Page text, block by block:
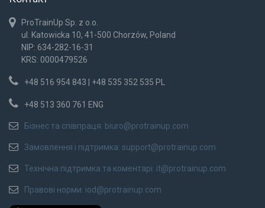
ProTrainUp Sp. z o.o.
ul. Katowicka 10, 41-500 Chorzów, Poland
NIP: 634-282-16-31
KRS: 0000479526
+48 516 954 843 | +48 535 352 535 PL
+48 513 360 761 ENG
Бізнес та співпраця: biuro@protrainup.com
Замовлення і підтримка: support@protrainup.com
Технічна підтримка та коментарі: it@protrainup.com
Правові норми: iod@protrainup.com